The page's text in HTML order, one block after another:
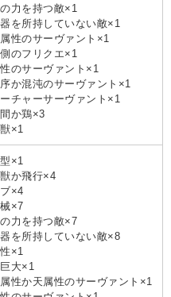
の力を持つ敵×1
器を所持していない敵×1
属性のサーヴァント×1
側のフリクエ×1
性のサーヴァント×1
序か混沌のサーヴァント×1
ーチャーサーヴァント×1
間か鶏×3
×1
×1
獣か飛行×4
ブ×4
械×7
の力を持つ敵×7
器を所持していない敵×8
×1
大×1
属性か天属性のサーヴァント×1